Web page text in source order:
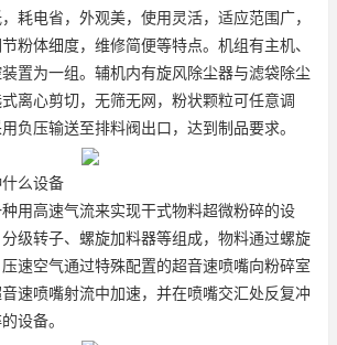
耗电省，外观美，使用灵活，适应范围广，
粉体细度，维修简便等特点。机组有主机、
置为一组。辅机内有旋风除尘器与滤袋除尘
离心剪切，无筛无网，粉状颗粒可任意调
负压输送至排料阀出口，达到制品要求。
么设备
用高速气流来实现干式物料超微粉碎的设
级转子、螺旋加料器等组成，物料通过螺旋
速空气通过特殊配置的超音速喷嘴向粉碎室
速喷嘴射流中加速，并在喷嘴交汇处反复冲
设备。